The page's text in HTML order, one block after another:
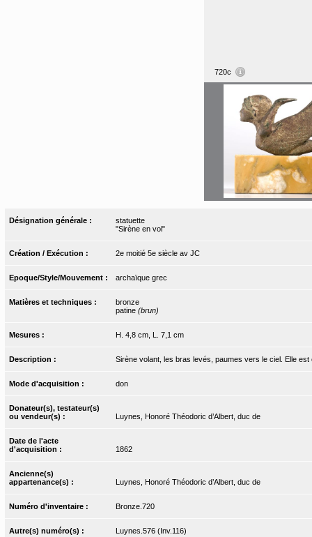
720c
Désignation générale :
statuette
"Sirène en vol"
Création / Exécution : 2e moitié 5e siècle av JC
Epoque/Style/Mouvement : archaïque grec
Matières et techniques :
bronze
patine (brun)
Mesures : H. 4,8 cm, L. 7,1 cm
Description : Sirène volant, les bras levés, paumes vers le ciel. Elle est
Mode d'acquisition : don
Donateur(s), testateur(s)
ou vendeur(s) :
Luynes, Honoré Théodoric d’Albert, duc de
Date de l'acte
d'acquisition :
1862
Ancienne(s)
appartenance(s) :
Luynes, Honoré Théodoric d’Albert, duc de
Numéro d'inventaire : Bronze.720
Autre(s) numéro(s) : Luynes.576 (Inv.116)